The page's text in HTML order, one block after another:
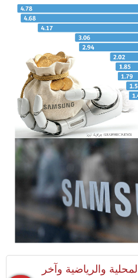
والرياضية وآخر